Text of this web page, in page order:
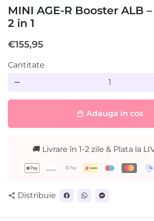
MINI AGE-R Booster ALB
2 in 1
€155,95
Cantitate
remove
local_mall Adauga in cos
🚚 Livrare în 1-2 zile & Plata la
Metode
plată
share Distribuie